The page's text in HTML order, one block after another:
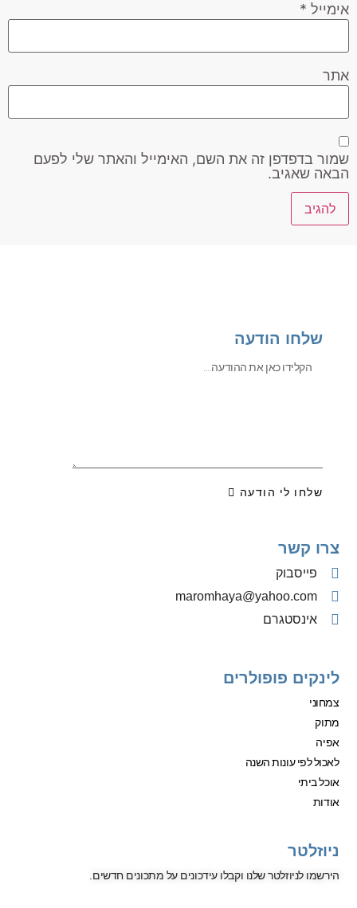
אימייל *
אתר
שמור בדפדפן זה את השם, האימייל והאתר שלי לפעם
הבאה שאגיב.
שלחו הודעה
שלחו לי הודעה
צרו קשר
פייסבוק
‫maromhaya@yahoo.com
אינסטגרם
לינקים פופולרים
צמחוני
מתוק
אפיה
לאכול לפי עונות השנה
אוכל ביתי
אודות
ניוזלטר
הירשמו לניוזלטר שלנו וקבלו עידכונים על מתכונים חדשים.